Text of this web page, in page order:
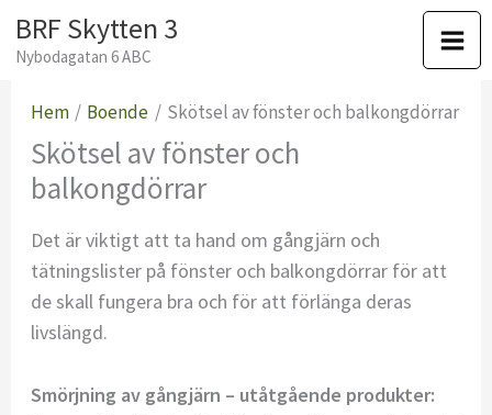
Hoppa
tillBRF Skytten 3
Nybodagatan 6 ABC
Hem Boende Skötsel av fönster och balkongdörrar
Skötsel av fönster och
balkongdörrar
Det är viktigt att ta hand om gångjärn och
tätningslister på fönster och balkongdörrar för att
de skall fungera bra och för att förlänga deras
livslängd.
Smörjning av gångjärn – utåtgående produkter: